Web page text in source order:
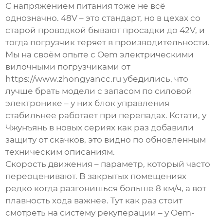
С напряжением питания тоже не всё
однозначно. 48V – это стандарт, но в цехах со
старой проводкой бывают просадки до 42V, и
тогда погрузчик теряет в производительности.
Мы на своём опыте с Oem электрическими
вилочными погрузчиками от
https://www.zhongyancc.ru убедились, что
лучше брать модели с запасом по силовой
электронике – у них блок управления
стабильнее работает при перепадах. Кстати, у
Чжунъянь в новых сериях как раз добавили
защиту от скачков, это видно по обновлённым
техническим описаниям.
Скорость движения – параметр, который часто
переоценивают. В закрытых помещениях
редко когда разгонишься больше 8 км/ч, а вот
плавность хода важнее. Тут как раз стоит
смотреть на систему рекуперации – у Oem-